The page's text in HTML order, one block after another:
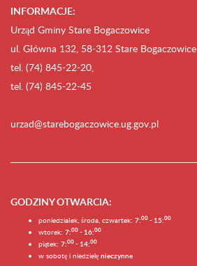
INFORMACJE:
Urząd Gminy Stare Bogaczowice
ul. Główna 132, 58-312 Stare Bogaczowice
tel. (74) 845-22-20,
tel. (74) 845-22-45
urzad@starebogaczowice.ug.gov.pl
GODZINY OTWARCIA:
poniedziałek, środa, czwartek: 7:00 - 15:00
wtorek: 7:00 - 16:00
piątek: 7:00 - 14:00
w sobotę i niedzielę nieczynne